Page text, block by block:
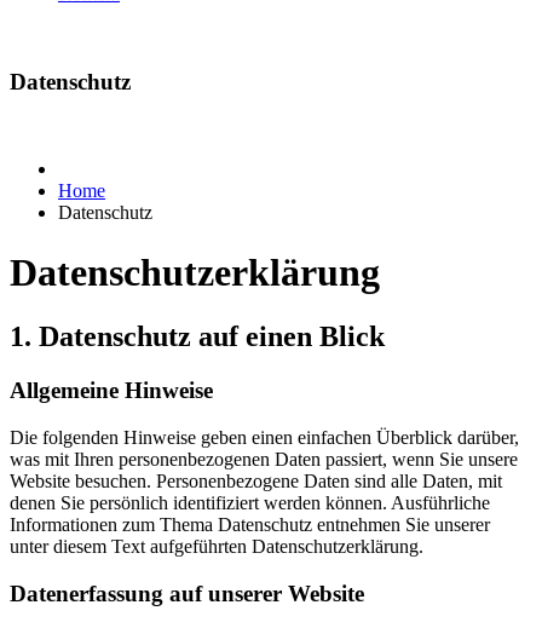
Datenschutz
Home
Datenschutz
Datenschutzerklärung
1. Datenschutz auf einen Blick
Allgemeine Hinweise
Die folgenden Hinweise geben einen einfachen Überblick darüber,
was mit Ihren personenbezogenen Daten passiert, wenn Sie unsere
Website besuchen. Personenbezogene Daten sind alle Daten, mit
denen Sie persönlich identifiziert werden können. Ausführliche
Informationen zum Thema Datenschutz entnehmen Sie unserer
unter diesem Text aufgeführten Datenschutzerklärung.
Datenerfassung auf unserer Website